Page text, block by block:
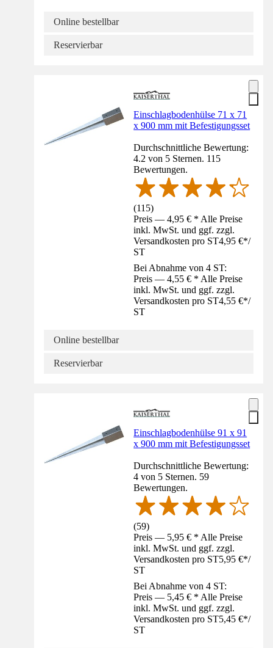
Online bestellbar
Reservierbar
Einschlagbodenhülse 71 x 71
x 900 mm mit Befestigungsset
Durchschnittliche Bewertung:
4.2 von 5 Sternen. 115
Bewertungen.
(115)
Preis — 4,95 € * Alle Preise
inkl. MwSt. und ggf. zzgl.
Versandkosten pro ST4,95 €*/
ST
Bei Abnahme von 4 ST:
Preis — 4,55 € * Alle Preise
inkl. MwSt. und ggf. zzgl.
Versandkosten pro ST4,55 €*/
ST
Online bestellbar
Reservierbar
Einschlagbodenhülse 91 x 91
x 900 mm mit Befestigungsset
Durchschnittliche Bewertung:
4 von 5 Sternen. 59
Bewertungen.
(59)
Preis — 5,95 € * Alle Preise
inkl. MwSt. und ggf. zzgl.
Versandkosten pro ST5,95 €*/
ST
Bei Abnahme von 4 ST:
Preis — 5,45 € * Alle Preise
inkl. MwSt. und ggf. zzgl.
Versandkosten pro ST5,45 €*/
ST